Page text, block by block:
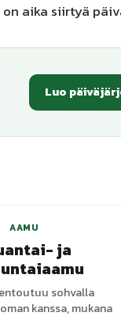
aika siirtyä
Luo
AAMU
ja
sohvalla
kanssa, mukana